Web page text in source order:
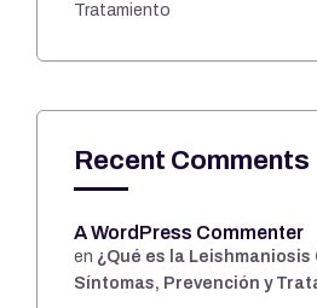
Tratamiento
Recent Comments
A WordPress Commenter
en ¿Qué es la Leishmaniosis
Síntomas, Prevención y